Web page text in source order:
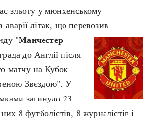
зльоту у мюнхенському
аварії літак, що перевозив
"Манчестер
до Англії після
матчу на Кубок
Звєздою". У
загинуло 23
8 футболістів, 8 журналістів і